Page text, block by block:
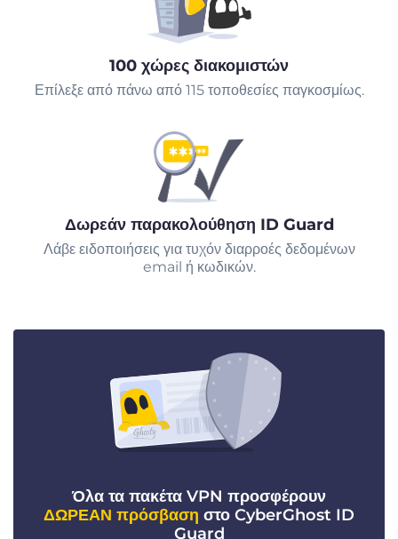
100 χώρες διακομιστών
Επίλεξε από πάνω από 115 τοποθεσίες παγκοσμίως.
Δωρεάν παρακολούθηση ID Guard
Λάβε ειδοποιήσεις για τυχόν διαρροές δεδομένων
email ή κωδικών.
Όλα τα πακέτα VPN προσφέρουν
ΔΩΡΕΑΝ πρόσβαση στο CyberGhost ID
Guard